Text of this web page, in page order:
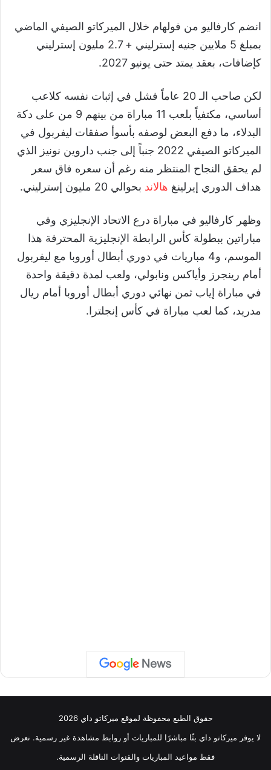
انضم كارفاليو من فولهام خلال الميركاتو الصيفي الماضي
بمبلغ 5 ملايين جنيه إسترليني + 2.7 مليون إسترليني
كإضافات، بعقد يمتد حتى يونيو 2027.
لكن صاحب الـ 20 عاماً فشل في إثبات نفسه كلاعب
أساسي، مكتفياً بلعب 11 مباراة من بينهم 9 من على دكة
البدلاء، ما دفع البعض لوصفه بأسوأ صفقات ليفربول في
الميركاتو الصيفي 2022 جنباً إلى جنب داروين نونيز الذي
لم يحقق النجاح المنتظر منه رغم أن سعره فاق سعر
هداف الدوري إيرلينغ هالاند بحوالي 20 مليون إسترليني.
وظهر كارفاليو في مباراة درع الاتحاد الإنجليزي وفي
مباراتين ببطولة كأس الرابطة الإنجليزية المحترفة هذا
الموسم، و4 مباريات في دوري أبطال أوروبا مع ليفربول
أمام رينجرز وأياكس ونابولي، ولعب لمدة دقيقة واحدة
في مباراة إياب ثمن نهائي دوري أبطال أوروبا أمام ريال
مدريد، كما لعب مباراة في كأس إنجلترا.
حقوق الطبع محفوظة لموقع ميركاتو داي 2026
لا يوفر ميركاتو داي بثًا مباشرًا للمباريات أو روابط مشاهدة غير رسمية. نعرض
فقط مواعيد المباريات والقنوات الناقلة الرسمية.